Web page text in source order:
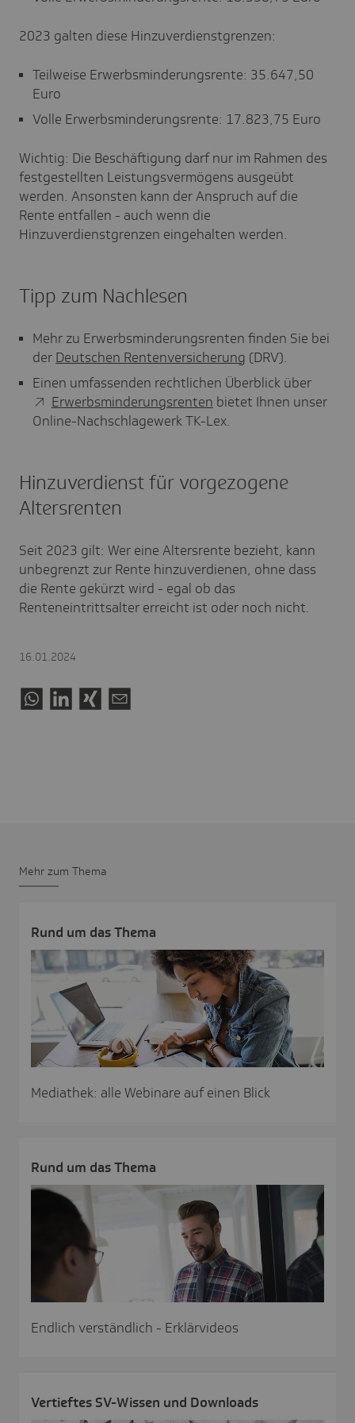
2023 galten diese Hinzuverdienstgrenzen:
Teilweise Erwerbsminderungsrente: 35.647,50
Euro
Volle Erwerbsminderungsrente: 17.823,75 Euro
Wichtig: Die Beschäftigung darf nur im Rahmen des
festgestellten Leistungsvermögens ausgeübt
werden. Ansonsten kann der Anspruch auf die
Rente entfallen - auch wenn die
Hinzuverdienstgrenzen eingehalten werden.
Tipp zum Nachlesen
Mehr zu Erwerbsminderungsrenten finden Sie bei
der Deutschen Rentenversicherung (DRV).
Einen umfassenden rechtlichen Überblick über
Erwerbsminderungsrenten bietet Ihnen unser
Online-Nachschlagewerk TK-Lex.
Hinzuverdienst für vorgezogene
Altersrenten
Seit 2023 gilt: Wer eine Altersrente bezieht, kann
unbegrenzt zur Rente hinzuverdienen, ohne dass
die Rente gekürzt wird - egal ob das
Renteneintrittsalter erreicht ist oder noch nicht.
16.01.2024
Mehr zum Thema
Rund um das Thema
Mediathek: alle Webinare auf einen Blick
Rund um das Thema
Endlich verständlich - Erklärvideos
Vertieftes SV-Wissen und Down­loads